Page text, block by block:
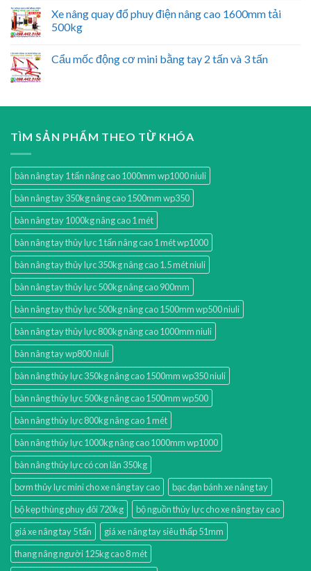
Xe nâng quay đổ phuy điện nâng cao 1600mm tải
500kg
Cẩu mốc động cơ mini bằng tay 2 tấn và 3 tấn
TÌM SẢN PHẨM THEO TỪ KHÓA
bàn nâng tay 1 tấn nâng cao 1000mm wp1000 niuli
bàn nâng tay 350kg nâng cao 1500mm wp350
bàn nâng tay 1000kg nâng cao 1 mét
bàn nâng tay thủy lực 1 tấn nâng cao 1 mét wp1000
bàn nâng tay thủy lực 350kg nâng cao 1.5 mét niuli
bàn nâng tay thủy lực 500kg nâng cao 900mm
bàn nâng tay thủy lực 500kg nâng cao 1500mm wp500 niuli
bàn nâng tay thủy lực 800kg nâng cao 1000mm niuli
bàn nâng tay wp800 niuli
bàn nâng thủy lực 350kg nâng cao 1500mm wp350 niuli
bàn nâng thủy lực 500kg nâng cao 1500mm wp500
bàn nâng thủy lực 800kg nâng cao 1 mét
bàn nâng thủy lực 1000kg nâng cao 1000mm wp1000
bàn nâng thủy lực có con lăn 350kg
bơm thủy lực mini cho xe nâng tay cao
bạc đạn bánh xe nâng tay
bộ kẹp thùng phuy đôi 720kg
bộ nguồn thủy lực cho xe nâng tay cao
giá xe nâng tay 5 tấn
giá xe nâng tay siêu thấp 51mm
thang nâng người 125kg cao 8 mét